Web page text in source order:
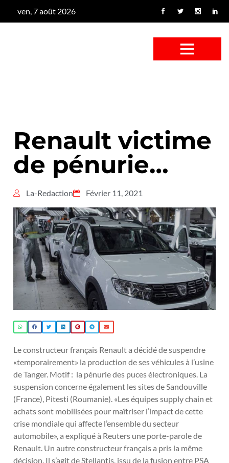
ven, 7 août 2026
Renault victime
de pénurie…
La-Redaction Février 11, 2021
Le constructeur français Renault a décidé de suspendre
«temporairement» la production de ses véhicules à l’usine
de Tanger. Motif : la pénurie des puces électroniques. La
suspension concerne également les sites de Sandouville
(France), Pitesti (Roumanie). «Les équipes supply chain et
achats sont mobilisées pour maîtriser l’impact de cette
crise mondiale qui affecte l’ensemble du secteur
automobile», a expliqué à Reuters une porte-parole de
Renault. Un autre constructeur français a pris la même
décision. Il s’agit de Stellantis, issu de la fusion entre PSA